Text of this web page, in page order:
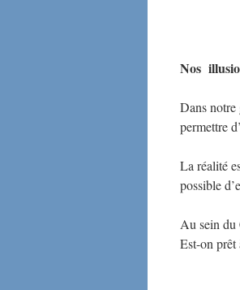
Nos
Dans notre
permettre
La réalité
possible
Au sein du
Est-on